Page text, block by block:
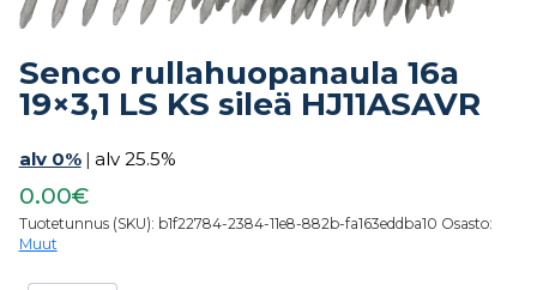
Senco rullahuopanaula 16a
19×3,1 LS KS sileä HJ11ASAVR
alv 0% | alv 25.5%
0.00€
Tuotetunnus (SKU): b1f22784-2384-11e8-882b-fa163eddba10 Osasto:
Muut